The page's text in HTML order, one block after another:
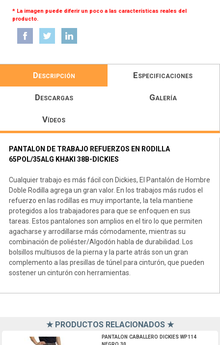
* La imagen puede diferir un poco a las características reales del
producto.
Descripción Especificaciones
Descargas Galería
Vídeos
PANTALON DE TRABAJO REFUERZOS EN RODILLA
65POL/35ALG KHAKI 38B-DICKIES
Cualquier trabajo es más fácil con Dickies, El Pantalón de Hombre
Doble Rodilla agrega un gran valor. En los trabajos más rudos el
refuerzo en las rodillas es muy importante, la tela mantiene
protegidos a los trabajadores para que se enfoquen en sus
tareas. Estos pantalones son amplios en el tiro lo que permiten
agacharse y arrodillarse más cómodamente, mientras su
combinación de poliéster/Algodón habla de durabilidad. Los
bolsillos multiusos de la pierna y la parte atrás son un gran
complemento a las presillas de túnel para cinturón, que pueden
sostener un cinturón con herramientas.
★ PRODUCTOS RELACIONADOS ★
PANTALON CABALLERO DICKIES WP114